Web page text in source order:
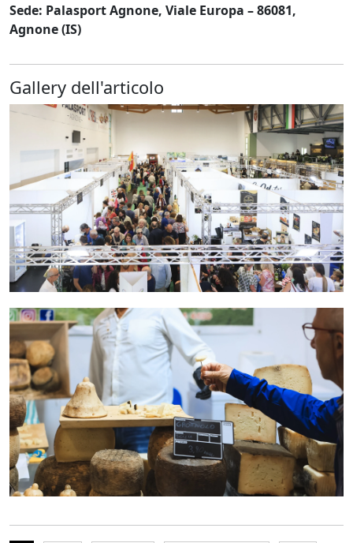
Sede: Palasport Agnone, Viale Europa – 86081,
Agnone (IS)
Gallery dell'articolo